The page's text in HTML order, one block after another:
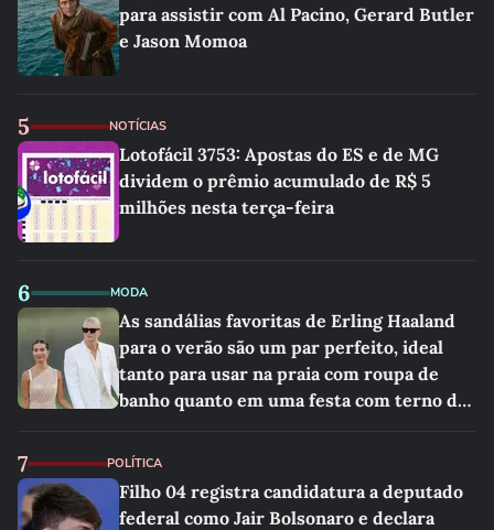
para assistir com Al Pacino, Gerard Butler
e Jason Momoa
5 NOTÍCIAS
Lotofácil 3753: Apostas do ES e de MG
dividem o prêmio acumulado de R$ 5
milhões nesta terça-feira
6 MODA
As sandálias favoritas de Erling Haaland
para o verão são um par perfeito, ideal
tanto para usar na praia com roupa de
banho quanto em uma festa com terno de
7 POLÍTICA
Filho 04 registra candidatura a deputado
federal como Jair Bolsonaro e declara